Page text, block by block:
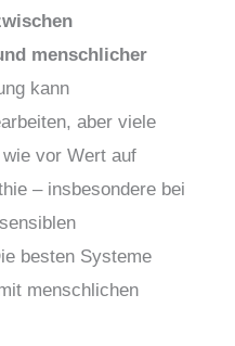
menschlicher
kann
aber viele
vor Wert auf
– insbesondere bei
besten Systeme
menschlichen